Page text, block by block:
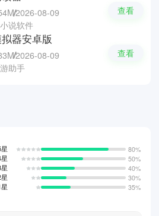
2026-08-09
说软件
查看
器安卓版
2026-08-09
助手
查看
80%
50%
40%
30%
星
35%